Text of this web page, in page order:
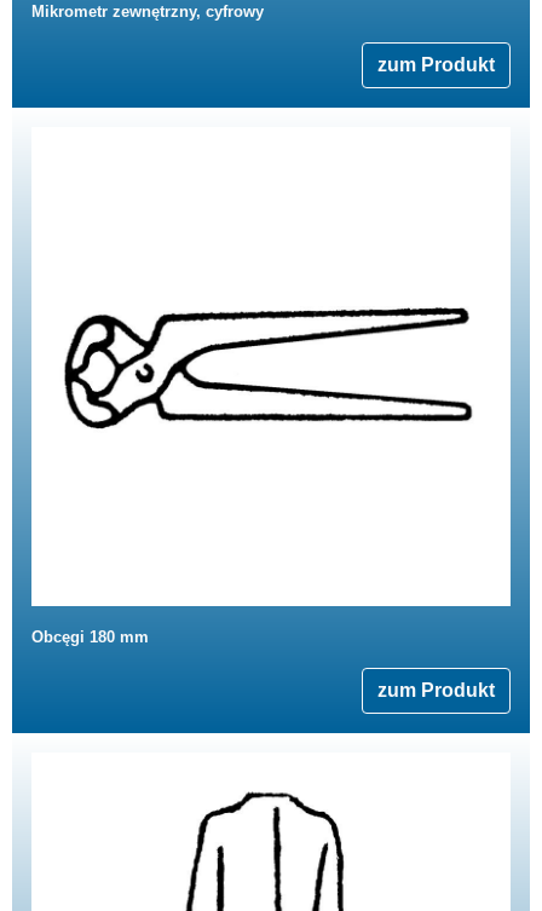
Mikrometr zewnętrzny, cyfrowy
zum Produkt
Obcęgi 180 mm
zum Produkt